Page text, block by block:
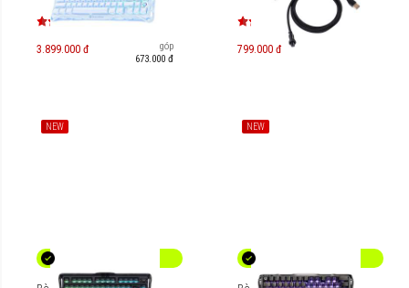
3.899.000 đ
Trả góp
673.000 đ
799.000 đ
NEW NEW